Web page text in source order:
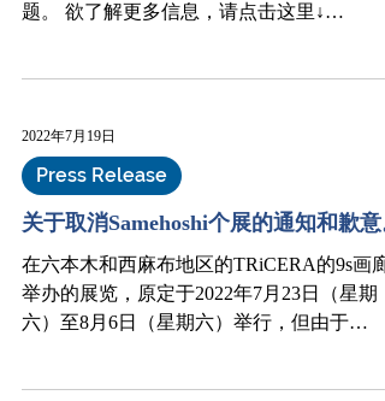
题。 欲了解更多信息，请点击这里↓
2022年7月19日
Press Release
关于取消Samehoshi个展的通知和歉意
在六本木和西麻布地区的TRiCERA的9s画廊
举办的展览，原定于2022年7月23日（星期
六）至8月6日（星期六）举行，但由于